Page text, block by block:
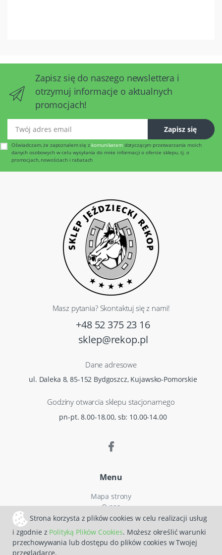
Strona korzysta z plików cookies w celu realizacji usług
i zgodnie z Polityką Plików Cookies. Możesz określić warunki
przechowywania lub dostępu do plików cookies w Twojej
przeglądarce.
Zapisz się do naszego newslettera i
otrzymuj informacje o aktualnych
promocjach!
Zapisz się
Oświadczam, że zapoznałem się z komunikatemdotyczącym przetwarzania moich
danych osobowych w celu wysyłania do mnie informacji o ofercie sklepu, tj. o
promocjach, nowościach i rabatach
Masz pytania? Skontaktuj się z nami!
+48 52 375 23 16
sklep@rekop.pl
Dane adresowe
ul. Daleka 8, 85-152 Bydgoszcz, Kujawsko-Pomorskie
Godziny otwarcia sklepu stacjonarnego
pn-pt. 8.00-18.00, sb: 10.00-14.00
Menu
Mapa strony
O nas
Czas i koszty dostawy
Reklamacje
Regulamin zakupów
Polityka prywatności